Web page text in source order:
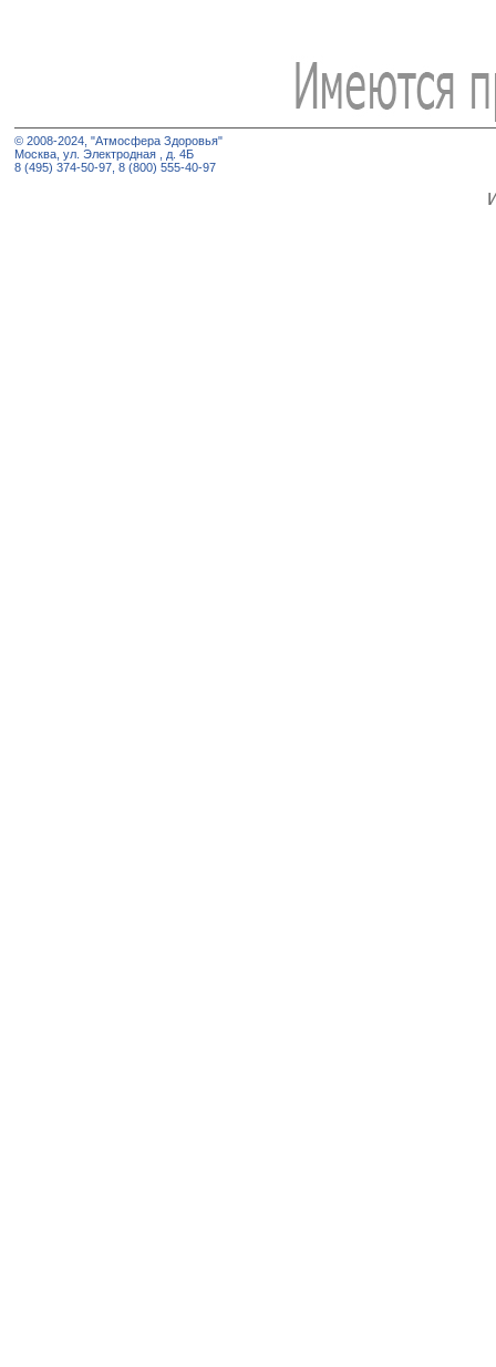
© 2008-2024, "Атмосфера Здоровья"
Москва, ул. Электродная , д. 4Б
8 (495) 374-50-97, 8 (800) 555-40-97